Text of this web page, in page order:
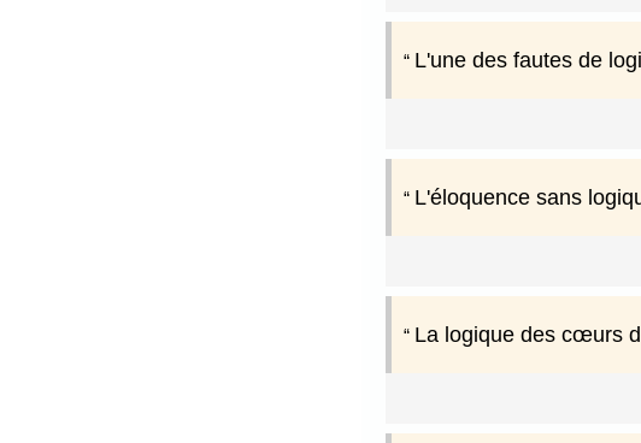
L'une des fautes de
L'éloquence sans
La logique des cœurs